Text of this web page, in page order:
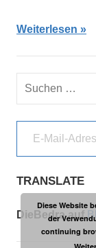
Weiterlesen
Suchen
E-Mail-Adresse
TRANSLATE
DieBedra auf
Diese Website
der
continuing